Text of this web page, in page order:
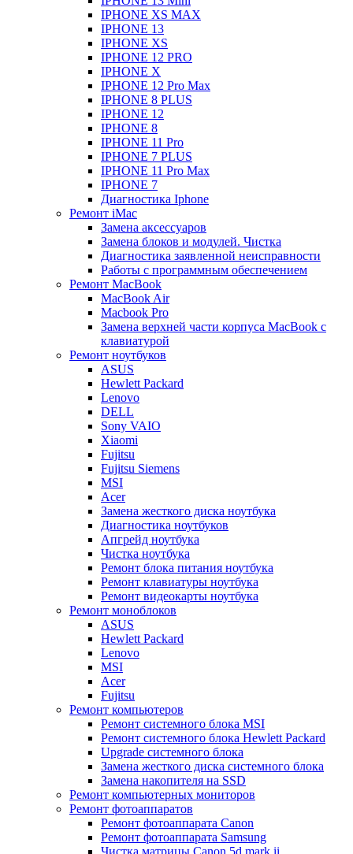
IPHONE XS MAX
IPHONE 13
IPHONE XS
IPHONE 12 PRO
IPHONE X
IPHONE 12 Pro Max
IPHONE 8 PLUS
IPHONE 12
IPHONE 8
IPHONE 11 Pro
IPHONE 7 PLUS
IPHONE 11 Pro Max
IPHONE 7
Диагностика Iphone
Ремонт iMac
Замена аксессуаров
Замена блоков и модулей. Чистка
Диагностика заявленной неисправности
Работы с программным обеспечением
Ремонт MacBook
MacBook Air
Macbook Pro
Замена верхней части корпуса MacBook с
клавиатурой
Ремонт ноутбуков
ASUS
Hewlett Packard
Lenovo
DELL
Sony VAIO
Xiaomi
Fujitsu
Fujitsu Siemens
MSI
Acer
Замена жесткого диска ноутбука
Диагностика ноутбуков
Апгрейд ноутбука
Чистка ноутбука
Ремонт блока питания ноутбука
Ремонт клавиатуры ноутбука
Ремонт видеокарты ноутбука
Ремонт моноблоков
ASUS
Hewlett Packard
Lenovo
MSI
Acer
Fujitsu
Ремонт компьютеров
Ремонт системного блока MSI
Ремонт системного блока Hewlett Packard
Upgrade системного блока
Замена жесткого диска системного блока
Замена накопителя на SSD
Ремонт компьютерных мониторов
Ремонт фотоаппаратов
Ремонт фотоаппарата Canon
Ремонт фотоаппарата Samsung
Чистка матрицы Canon 5d mark ii